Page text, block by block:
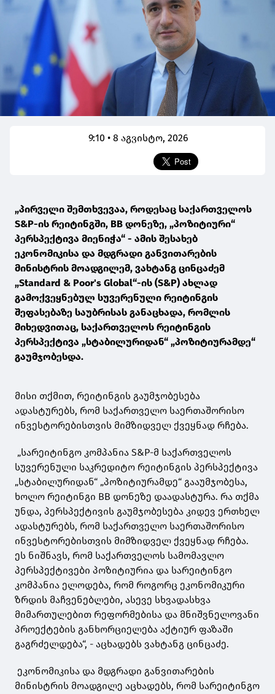
9:10 • 8 აგვისტო, 2026
„პირველი შემთხვევაა, როდესაც საქართველოს
S&P-ის რეიტინგში, BB დონეზე, „პოზიტიური“
პერსპექტივა მიენიჭა“ - ამის შესახებ
ეკონომიკისა და მდგრადი განვითარების
მინისტრის მოადგილემ, ვახტანგ ცინცაძემ
„Standard & Poor's Global“-ის (S&P) ახლად
გამოქვეყნებულ სუვერენული რეიტინგის
შეფასებაზე საუბრისას განაცხადა, რომლის
მიხედვითაც, საქართველოს რეიტინგის
პერსპექტივა „სტაბილურიდან“ „პოზიტიურამდე“
გაუმჯობესდა.
მისი თქმით, რეიტინგის გაუმჯობესება
ადასტურებს, რომ საქართველო საერთაშორისო
ინვესტორებისთვის მიმზიდველ ქვეყნად რჩება.
„სარეიტინგო კომპანია S&P-მ საქართველოს
სუვერენული საკრედიტო რეიტინგის პერსპექტივა
„სტაბილურიდან“ „პოზიტიურამდე“ გააუმჯობესა,
ხოლო რეიტინგი BB დონეზე დაადასტურა. რა თქმა
უნდა, პერსპექტივის გაუმჯობესება კიდევ ერთხელ
ადასტურებს, რომ საქართველო საერთაშორისო
ინვესტორებისთვის მიმზიდველ ქვეყნად რჩება.
ეს ნიშნავს, რომ საქართველოს სამომავლო
პერსპექტივები პოზიტიურია და სარეიტინგო
კომპანია ელოდება, რომ როგორც ეკონომიკური
ზრდის მაჩვენებლები, ასევე სხვადასხვა
მიმართულებით რეფორმებისა და მნიშვნელოვანი
პროექტების განხორციელება აქტიურ ფაზაში
გაგრძელდება“, - აცხადებს ვახტანგ ცინცაძე.
ეკონომიკისა და მდგრადი განვითარების
მინისტრის მოადგილე აცხადებს, რომ სარეიტინგო